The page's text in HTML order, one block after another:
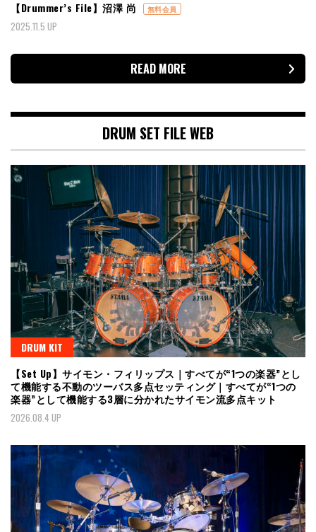
【Drummer’s File】沼澤 尚 無料会員
2025.11.5 UP
READ MORE
DRUM SET FILE WEB
DRUM KIT
【Set Up】サイモン・フィリップス｜すべてが“1つの楽器”とし
て機能する不動のツーバス多点セッティング｜すべてが“1つの
楽器”として機能する3層に分かれたサイモン流多点キット
2026.08.4 UP